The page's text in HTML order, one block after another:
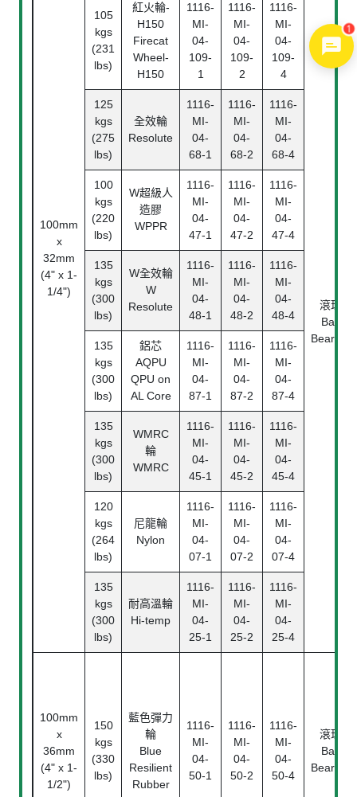
100mm
x
32mm
(4" x 1-
1/4")
105
kgs
(231
lbs)
紅火輪-
H150
Firecat
Wheel-
H150
1116-
MI-
04-
109-
1
1116-
MI-
04-
109-
2
1116-
MI-
04-
109-
4
滾珠
Ball
Bearing
125
kgs
(275
lbs)
全效輪
Resolute
1116-
MI-
04-
68-1
1116-
MI-
04-
68-2
1116-
MI-
04-
68-4
100
kgs
(220
lbs)
W超級人
造膠
WPPR
1116-
MI-
04-
47-1
1116-
MI-
04-
47-2
1116-
MI-
04-
47-4
135
kgs
(300
lbs)
W全效輪
W
Resolute
1116-
MI-
04-
48-1
1116-
MI-
04-
48-2
1116-
MI-
04-
48-4
135
kgs
(300
lbs)
鋁芯
AQPU
QPU on
AL Core
1116-
MI-
04-
87-1
1116-
MI-
04-
87-2
1116-
MI-
04-
87-4
135
kgs
(300
lbs)
WMRC
輪
WMRC
1116-
MI-
04-
45-1
1116-
MI-
04-
45-2
1116-
MI-
04-
45-4
120
kgs
(264
lbs)
尼龍輪
Nylon
1116-
MI-
04-
07-1
1116-
MI-
04-
07-2
1116-
MI-
04-
07-4
135
kgs
(300
lbs)
耐高溫輪
Hi-temp
1116-
MI-
04-
25-1
1116-
MI-
04-
25-2
1116-
MI-
04-
25-4
100mm
x
36mm
(4" x 1-
1/2")
150
kgs
(330
lbs)
藍色彈力
輪
Blue
Resilient
Rubber
1116-
MI-
04-
50-1
1116-
MI-
04-
50-2
1116-
MI-
04-
50-4
滾珠
Ball
Bearing
1